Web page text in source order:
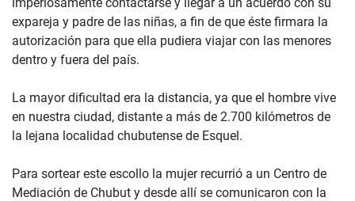
expareja y padre de las niñas, a fin de que éste firmara la
autorización para que ella pudiera viajar con las menores
dentro y fuera del país.
La mayor dificultad era la distancia, ya que el hombre vive
en nuestra ciudad, distante a más de 2.700 kilómetros de
la lejana localidad chubutense de Esquel.
Para sortear este escollo la mujer recurrió a un Centro de
Mediación de Chubut y desde allí se comunicaron con la